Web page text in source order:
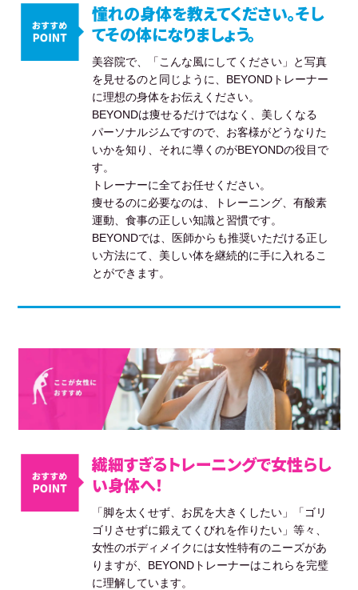
憧れの身体を教えてください。そし
てその体になりましょう。
美容院で、「こんな風にしてください」と写真
を見せるのと同じように、BEYONDトレーナー
に理想の身体をお伝えください。
BEYONDは痩せるだけではなく、美しくなる
パーソナルジムですので、お客様がどうなりた
いかを知り、それに導くのがBEYONDの役目で
す。
トレーナーに全てお任せください。
痩せるのに必要なのは、トレーニング、有酸素
運動、食事の正しい知識と習慣です。
BEYONDでは、医師からも推奨いただける正し
い方法にて、美しい体を継続的に手に入れるこ
とができます。
繊細すぎるトレーニングで女性らし
い身体へ！
「脚を太くせず、お尻を大きくしたい」「ゴリ
ゴリさせずに鍛えてくびれを作りたい」等々、
女性のボディメイクには女性特有のニーズがあ
りますが、BEYONDトレーナーはこれらを完璧
に理解しています。